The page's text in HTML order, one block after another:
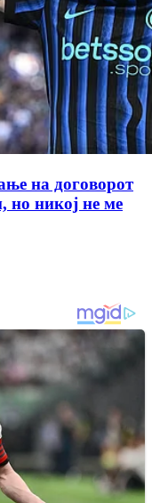
на договорот
но никој не ме